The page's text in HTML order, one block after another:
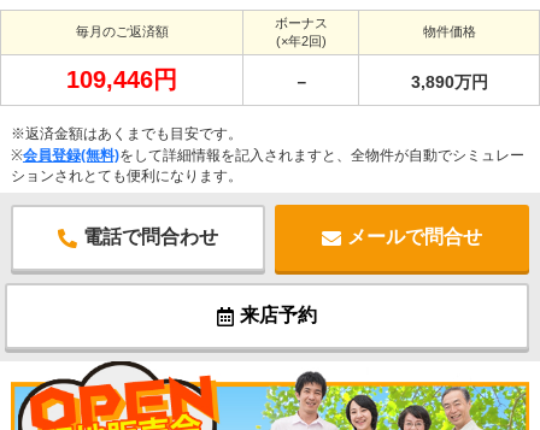
毎月のご返済額
ボーナス
(×年2回)
物件価格
109,446円 － 3,890万円
※返済金額はあくまでも目安です。
※会員登録(無料)をして詳細情報を記入されますと、全物件が自動でシミュレー
ションされとても便利になります。
電話で問合わせ メールで問合せ
来店予約